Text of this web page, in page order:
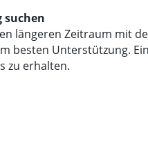
suchen
längeren Zeitraum mit
besten Unterstützung.
zu erhalten.